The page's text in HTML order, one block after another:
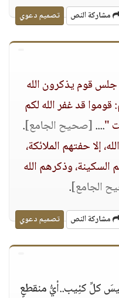
مشاركة النص تصميم دعوي
قوم يذكرون الله
قد غفر الله لكم
"
....[صحيح الجامع].
إلا حفتهم الملائكة،
وذكرهم الله
الجامع].
مشاركة النص تصميم دعوي
كلِّ كئِيب..أيُّ منقطعٍ